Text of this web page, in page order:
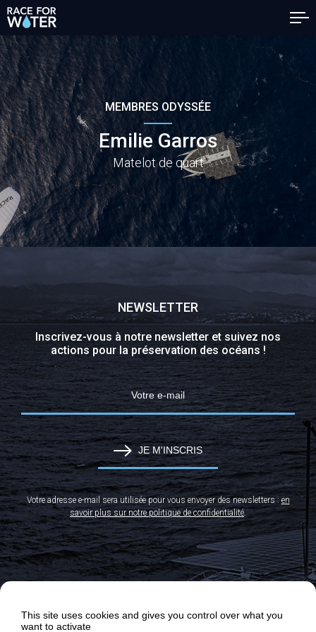
MEMBRES ODYSSÉE
Emilie Garros
Matelot de quart
NEWSLETTER
Inscrivez-vous à notre newsletter et suivez nos
actions pour la préservation des océans !
JE M'INSCRIS
Votre adresse e-mail sera utilisée pour vous envoyer des newsletters :en
savoir plus sur notre politique de confidentialité.
This site uses cookies and gives you control over what you
want to activate